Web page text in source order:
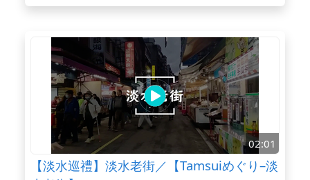
02:01
【淡水巡禮】淡水老街／【Tamsuiめぐり–淡